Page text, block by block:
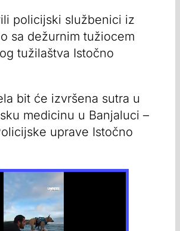
policijski službenici iz
sa dežurnim tužiocem
tužilaštva Istočno
bit će izvršena sutra u
medicinu u Banjaluci –
uprave Istočno